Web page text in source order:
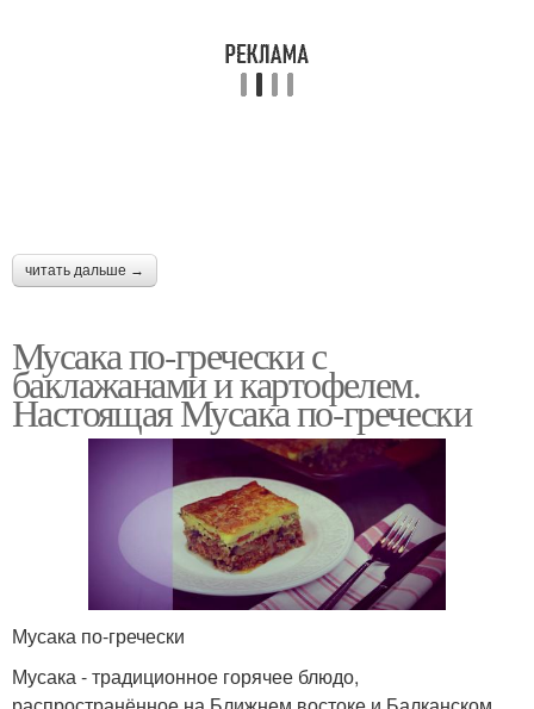
читать дальше →
Мусака по-гречески с
баклажанами и картофелем.
Настоящая Мусака по-гречески
Мусака по-гречески
Мусака - традиционное горячее блюдо,